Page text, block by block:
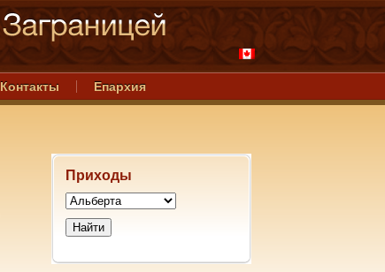
Контакты Епархия
Приходы